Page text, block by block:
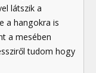
látszik a
a hangokra is
a mesében
tudom hogy